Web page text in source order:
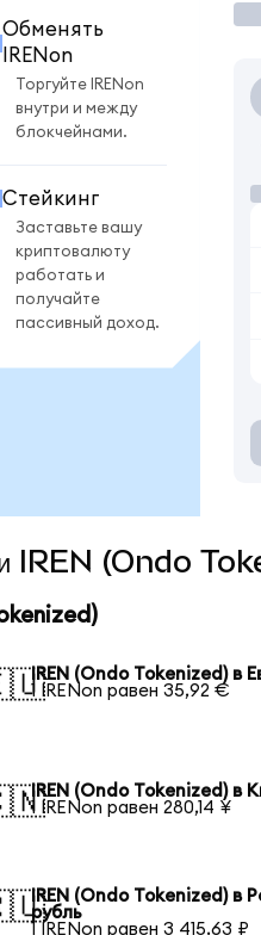
Обменять
IRENon
Торгуйте IRENon
внутри и между
блокчейнами.
Стейкинг
Заставьте вашу
криптовалюту
работать и
получайте
пассивный доход.
IREN (Ondo
IREN (Ondo Tokenized) в
1 IRENon равен 35,92 €
IREN (Ondo Tokenized) в
1 IRENon равен 280,14 ¥
IREN (Ondo Tokenized) в
рубль
1 IRENon равен 3 415,63 ₽